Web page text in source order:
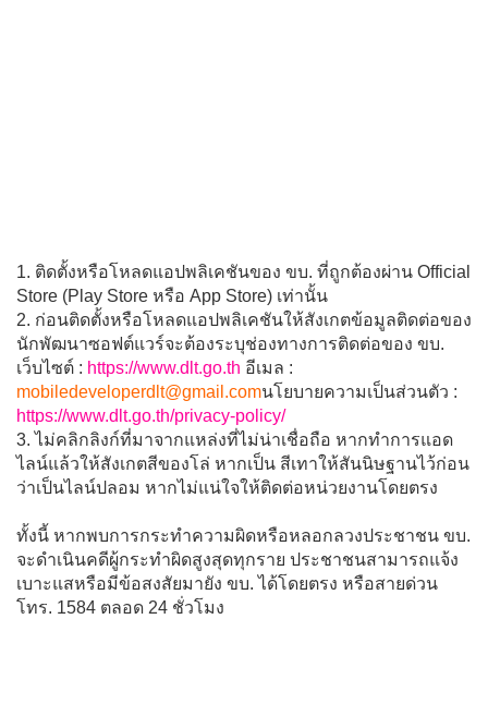
1. ติดตั้งหรือโหลดแอปพลิเคชันของ ขบ. ที่ถูกต้องผ่าน Official
Store (Play Store หรือ App Store) เท่านั้น
2. ก่อนติดตั้งหรือโหลดแอปพลิเคชันให้สังเกตข้อมูลติดต่อของ
นักพัฒนาซอฟต์แวร์จะต้องระบุช่องทางการติดต่อของ ขบ.
เว็บไซต์ : https://www.dlt.go.th อีเมล :
mobiledeveloperdlt@gmail.comนโยบายความเป็นส่วนตัว :
https://www.dlt.go.th/privacy-policy/
3. ไม่คลิกลิงก์ที่มาจากแหล่งที่ไม่น่าเชื่อถือ หากทำการแอด
ไลน์แล้วให้สังเกตสีของโล่ หากเป็น สีเทาให้สันนิษฐานไว้ก่อน
ว่าเป็นไลน์ปลอม หากไม่แน่ใจให้ติดต่อหน่วยงานโดยตรง
ทั้งนี้ หากพบการกระทำความผิดหรือหลอกลวงประชาชน ขบ.
จะดำเนินคดีผู้กระทำผิดสูงสุดทุกราย ประชาชนสามารถแจ้ง
เบาะแสหรือมีข้อสงสัยมายัง ขบ. ได้โดยตรง หรือสายด่วน
โทร. 1584 ตลอด 24 ชั่วโมง